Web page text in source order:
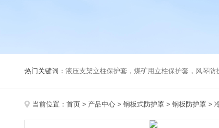
热门关键词： 液压支架立柱保护套，煤矿用立柱保护套，风琴
当前位置： 首页 > 产品中心 > 钢板式防护罩 > 钢板防护罩 >